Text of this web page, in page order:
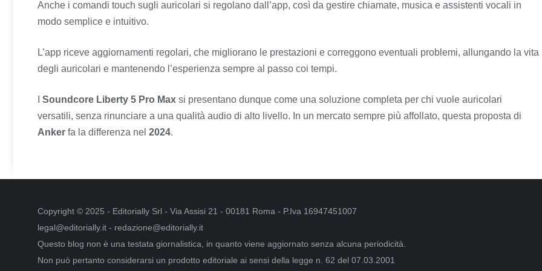
Anche i comandi touch sugli auricolari si regolano dall’app, così da gestire chiamate, musica e assistenti vocali in
modo semplice e intuitivo.
L’app riceve aggiornamenti regolari, che migliorano le prestazioni e correggono eventuali problemi, allungando la vita
degli auricolari e mantenendo l’esperienza sempre al passo coi tempi.
Soundcore Liberty 5 Pro Max si presentano dunque come una soluzione completa per chi vuole auricolari
versatili, senza rinunciare a una qualità audio di alto livello. In un mercato sempre più affollato, questa proposta di
Anker fa la differenza nel 2024.
Copyright © 2025 - Editorially Srl - Via Assisi 21 - 00181 Roma - P.Iva 16947451007
legal@editorially.it - redazione@editorially.it
Questo blog non è una testata giornalistica, in quanto viene aggiornato senza alcuna periodicità.
Non può pertanto considerarsi un prodotto editoriale ai sensi della legge n. 62 del 07.03.2001